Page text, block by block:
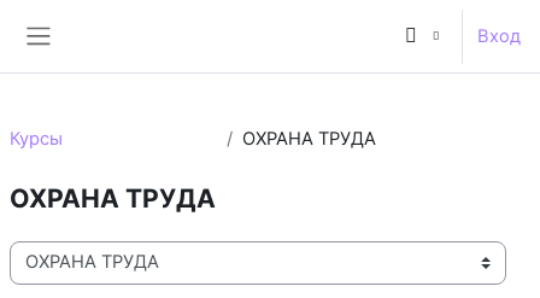
Вход
Курсы ОХРАНА ТРУДА
ОХРАНА ТРУДА
Категории курсов